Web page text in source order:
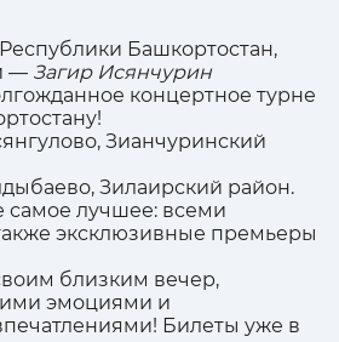
Башкортостан,
— Загир Исянчурин
концертное турне
Зианчуринский
Зилаирский район.
самое лучшее: всеми
эксклюзивные премьеры
близким вечер,
эмоциями и
Билеты уже в